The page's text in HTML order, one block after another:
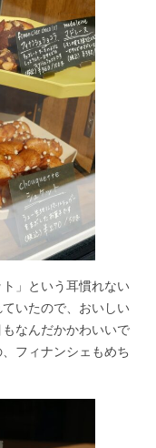
」という耳慣れない
いたので、おいしい
なんだかかわいいで
フィナンシェもめち